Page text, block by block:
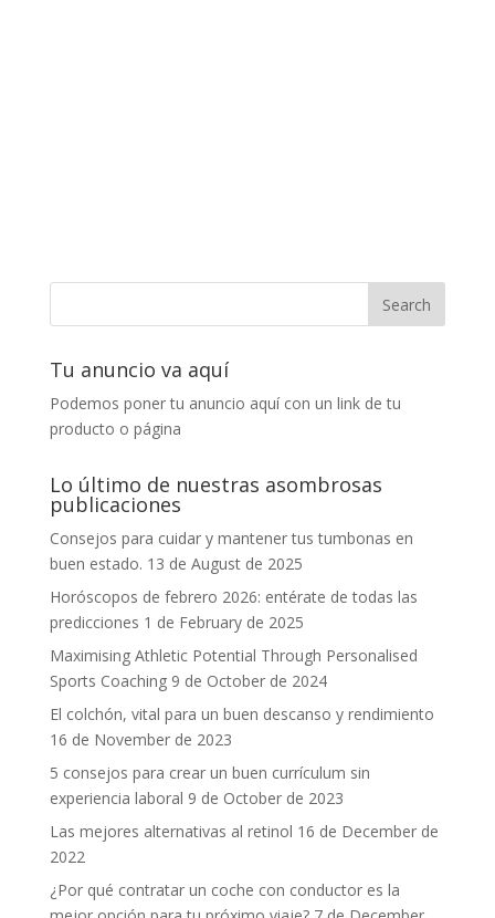
Tu anuncio va aquí
Podemos poner tu anuncio aquí con un link de tu
producto o página
Lo último de nuestras asombrosas
publicaciones
Consejos para cuidar y mantener tus tumbonas en
buen estado. 13 de August de 2025
Horóscopos de febrero 2026: entérate de todas las
predicciones 1 de February de 2025
Maximising Athletic Potential Through Personalised
Sports Coaching 9 de October de 2024
El colchón, vital para un buen descanso y rendimiento
16 de November de 2023
5 consejos para crear un buen currículum sin
experiencia laboral 9 de October de 2023
Las mejores alternativas al retinol 16 de December de
2022
¿Por qué contratar un coche con conductor es la